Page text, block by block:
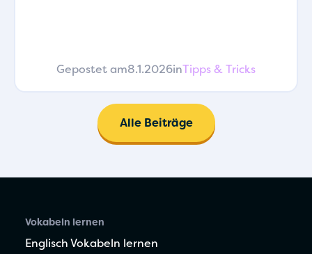
Gepostet am8.1.2026in Tipps & Tricks
Alle Beiträge
Vokabeln lernen
Englisch Vokabeln lernen